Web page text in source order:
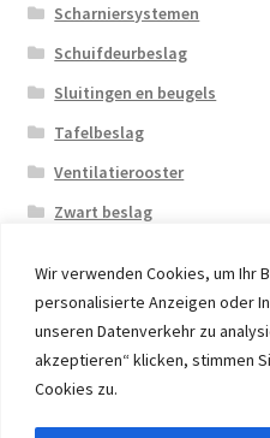
Wir verwenden Cookies, um Ihr
personalisierte Anzeigen oder
unseren Datenverkehr zu
akzeptieren“ klicken, stimmen
Cookies zu.
Scharniersystemen
Schuifdeurbeslag
Sluitingen en beugels
Tafelbeslag
Ventilatierooster
Zwart beslag
© 2026 Eruon Trade UG,